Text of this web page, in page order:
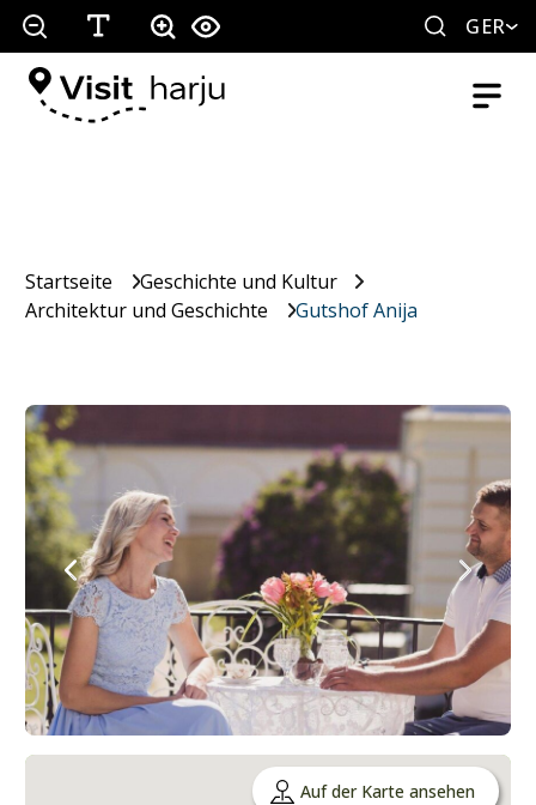
GER
Startseite
Geschichte und Kultur
Architektur und Geschichte
Gutshof Anija
Auf der Karte ansehen